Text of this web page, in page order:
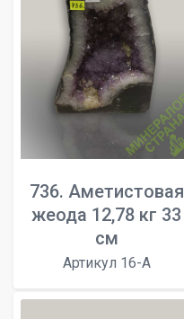
736. Аметистовая
жеода 12,78 кг 33
см
Артикул 16-A